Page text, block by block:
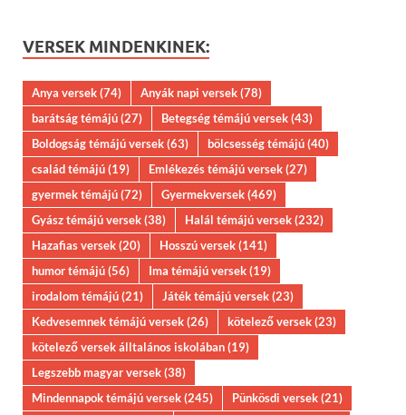
VERSEK MINDENKINEK:
Anya versek(74) Anyák napi versek(78)
barátság témájú(27) Betegség témájú versek(43)
Boldogság témájú versek(63) bölcsesség témájú(40)
család témájú(19) Emlékezés témájú versek(27)
gyermek témájú(72) Gyermekversek(469)
Gyász témájú versek(38) Halál témájú versek(232)
Hazafias versek(20) Hosszú versek(141)
humor témájú(56) Ima témájú versek(19)
irodalom témájú(21) Játék témájú versek(23)
Kedvesemnek témájú versek(26) kötelező versek(23)
kötelező versek álltalános iskolában(19)
Legszebb magyar versek(38)
Mindennapok témájú versek(245) Pünkösdi versek(21)